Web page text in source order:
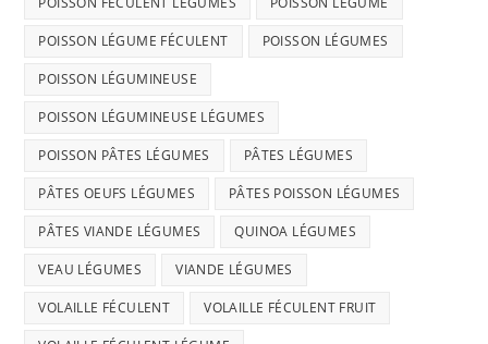
POISSON LÉGUME FÉCULENT POISSON LÉGUMES
POISSON LÉGUMINEUSE
POISSON LÉGUMINEUSE LÉGUMES
POISSON PÂTES LÉGUMES PÂTES LÉGUMES
PÂTES OEUFS LÉGUMES PÂTES POISSON LÉGUMES
PÂTES VIANDE LÉGUMES QUINOA LÉGUMES
VEAU LÉGUMES VIANDE LÉGUMES
VOLAILLE FÉCULENT VOLAILLE FÉCULENT FRUIT